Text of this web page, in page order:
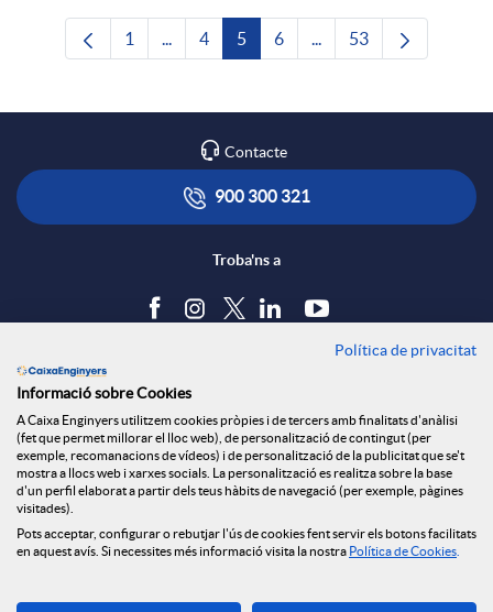
Pàgina
1 ...Pàgines intermèdies Utilitzeu TAB per
Pàgina
4 Pàgina
5 Pàgina
6 ...Pàgines intermèdies
Pàgina
53
Contacte
900 300 321
Troba'ns a
Política de cookies
Avís legal
Seguretat Online
Canal denúncies
Descarrega-la ara
Política de privacitat
Informació sobre Cookies
A Caixa Enginyers utilitzem cookies pròpies i de tercers amb finalitats d'anàlisi
(fet que permet millorar el lloc web), de personalització de contingut (per
exemple, recomanacions de vídeos) i de personalització de la publicitat que se't
mostra a llocs web i xarxes socials. La personalització es realitza sobre la base
d'un perfil elaborat a partir dels teus hàbits de navegació (per exemple, pàgines
visitades).
Pots acceptar, configurar o rebutjar l'ús de cookies fent servir els botons facilitats
en aquest avís. Si necessites més informació visita la nostra Política de Cookies